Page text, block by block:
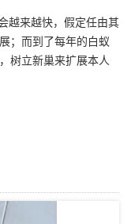
越来越快，假定任由其
；而到了每年的白蚁
树立新巢来扩展本人